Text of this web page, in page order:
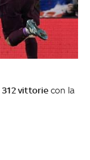
312 vittorie con la